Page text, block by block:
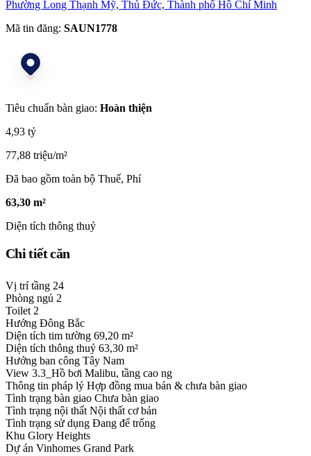
Phường Long Thạnh Mỹ, Thủ Đức, Thành phố Hồ Chí Minh
Mã tin đăng: SAUN1778
Tiêu chuẩn bàn giao: Hoàn thiện
4,93 tỷ
77,88 triệu/m²
Đã bao gồm toàn bộ Thuế, Phí
63,30 m²
Diện tích thông thuỷ
Chi tiết căn
Vị trí tầng 24
Phòng ngủ 2
Toilet 2
Hướng Đông Bắc
Diện tích tim tường 69,20 m²
Diện tích thông thuỷ 63,30 m²
Hướng ban công Tây Nam
View 3.3_Hồ bơi Malibu, tầng cao ng
Thông tin pháp lý Hợp đồng mua bán & chưa bàn giao
Tình trạng bàn giao Chưa bàn giao
Tình trạng nội thất Nội thất cơ bản
Tình trạng sử dụng Đang để trống
Khu Glory Heights
Dự án Vinhomes Grand Park